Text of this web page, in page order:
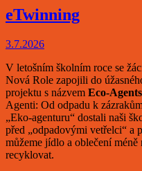
eTwinning
3.7.2026
V letošním školním roce se
Nová Role zapojili do
projektu s názvem Eco-
Agenti: Od odpadu k
„Eko-agenturu“ dostali naši
před „odpadovými vetřelci“ a
můžeme jídlo a oblečení
recyklovat.